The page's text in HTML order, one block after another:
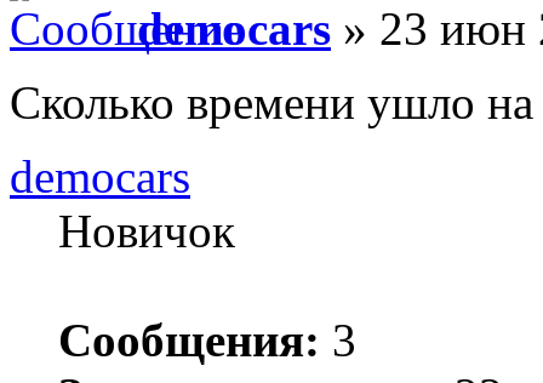
democars » 23 июн
Сколько времени ушло на
democars
Новичок
Сообщения: 3